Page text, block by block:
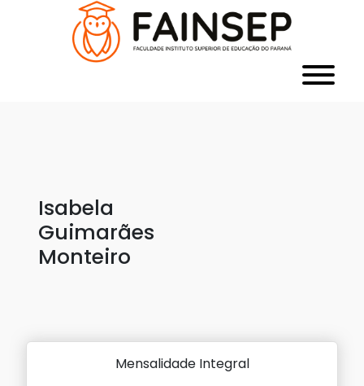
Isabela
Guimarães
Monteiro
Mensalidade Integral